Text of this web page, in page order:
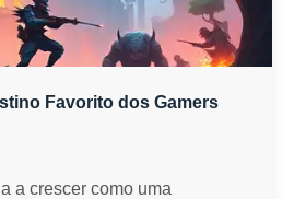
Favorito dos Gamers
a crescer como uma